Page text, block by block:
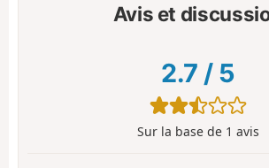
Avis et
2.7 / 5
Sur la base de 1 avis